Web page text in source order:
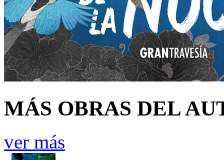
MÁS OBRAS DEL
ver más